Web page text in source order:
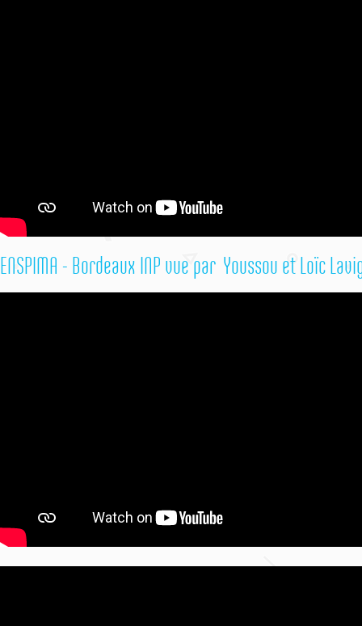
ENSPIMA - Bordeaux INP vue par Youssou et Loïc